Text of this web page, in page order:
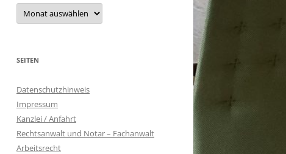
Archiv
SEITEN
Datenschutzhinweis
Impressum
Kanzlei / Anfahrt
Rechtsanwalt und Notar – Fachanwalt
Arbeitsrecht